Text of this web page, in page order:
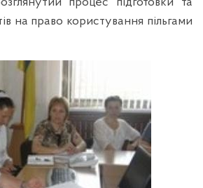
на право користування пільгами